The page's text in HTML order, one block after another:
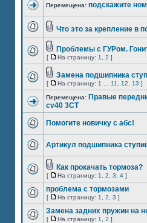
Перемещена: подскажите
Что это за крепление в
Проблемы с ГУРом.
[ На страницу: 1 2 ]
Замена подшипника
[ На страницу: 1 11 12 13 ]
Перемещена: Правые
cv40 3CT
Помогите новичку с абс!
Артикул подшипника
Как прокачать тормоза?
[ На страницу: 1 2 3 4 ]
проблема с тормозами
[ На страницу: 1 2 3 ]
Замена задних пружин на
[ На страницу: 1 2 ]